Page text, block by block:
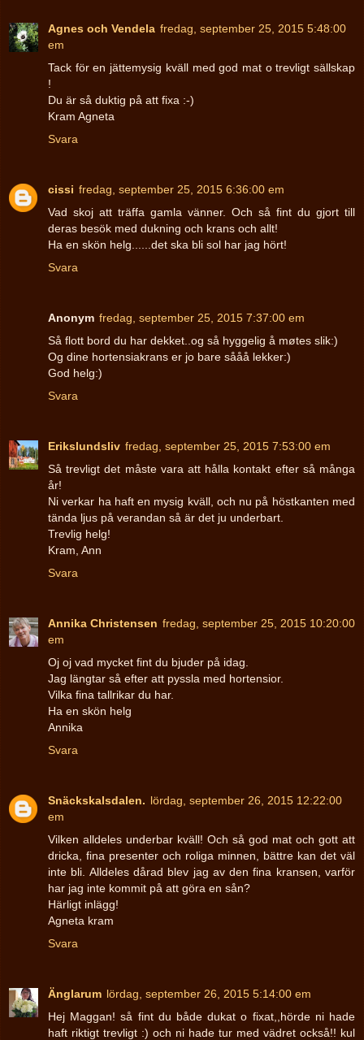
Agnes och Vendela fredag, september 25, 2015 5:48:00
em
Tack för en jättemysig kväll med god mat o trevligt sällskap
!
Du är så duktig på att fixa :-)
Kram Agneta
Svara
cissi fredag, september 25, 2015 6:36:00 em
Vad skoj att träffa gamla vänner. Och så fint du gjort till
deras besök med dukning och krans och allt!
Ha en skön helg......det ska bli sol har jag hört!
Svara
Anonym fredag, september 25, 2015 7:37:00 em
Så flott bord du har dekket..og så hyggelig å møtes slik:)
Og dine hortensiakrans er jo bare sååå lekker:)
God helg:)
Svara
Erikslundsliv fredag, september 25, 2015 7:53:00 em
Så trevligt det måste vara att hålla kontakt efter så många
år!
Ni verkar ha haft en mysig kväll, och nu på höstkanten med
tända ljus på verandan så är det ju underbart.
Trevlig helg!
Kram, Ann
Svara
Annika Christensen fredag, september 25, 2015 10:20:00
em
Oj oj vad mycket fint du bjuder på idag.
Jag längtar så efter att pyssla med hortensior.
Vilka fina tallrikar du har.
Ha en skön helg
Annika
Svara
Snäckskalsdalen. lördag, september 26, 2015 12:22:00
em
Vilken alldeles underbar kväll! Och så god mat och gott att
dricka, fina presenter och roliga minnen, bättre kan det väl
inte bli. Alldeles dårad blev jag av den fina kransen, varför
har jag inte kommit på att göra en sån?
Härligt inlägg!
Agneta kram
Svara
Änglarum lördag, september 26, 2015 5:14:00 em
Hej Maggan! så fint du både dukat o fixat,,hörde ni hade
haft riktigt trevligt :) och ni hade tur med vädret också!! kul